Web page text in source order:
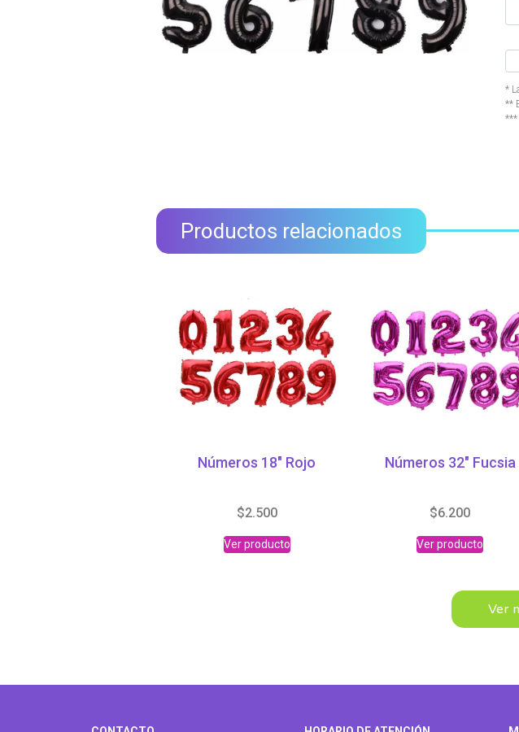
*
**
***
Números 18″ Rojo
$2.500
Ver producto
Números 32″ Fucsia
$6.200
Ver producto
Productos relacionados
Ver